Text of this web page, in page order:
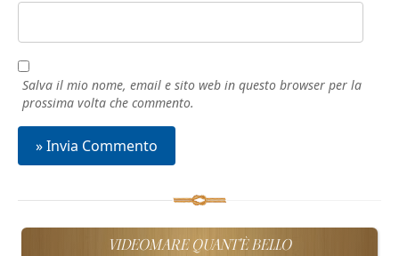
Salva il mio nome, email e sito web in questo browser per la
prossima volta che commento.
VIDEOMARE QUANT'È BELLO